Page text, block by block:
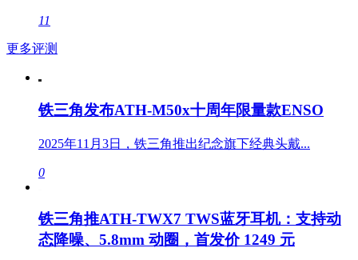
11
更多评测
铁三角发布ATH-M50x十周年限量款ENSO
2025年11月3日，铁三角推出纪念旗下经典头戴...
0
铁三角推ATH-TWX7 TWS蓝牙耳机：支持动
态降噪、5.8mm 动圈，首发价 1249 元